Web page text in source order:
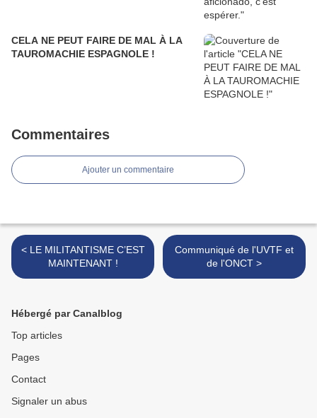
CELA NE PEUT FAIRE DE MAL À LA
TAUROMACHIE ESPAGNOLE !
Commentaires
Ajouter un commentaire
< LE MILITANTISME C’EST
MAINTENANT !
Communiqué de l'UVTF et
de l'ONCT >
Hébergé par Canalblog
Top articles
Pages
Contact
Signaler un abus